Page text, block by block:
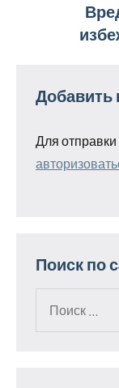
Добавить
Для
Поиск по